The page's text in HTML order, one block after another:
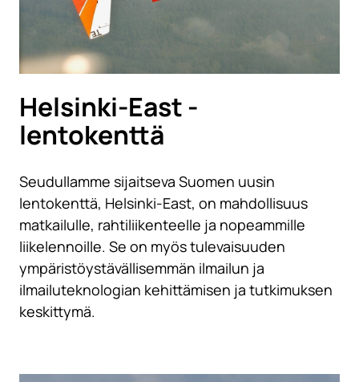
Helsinki-East -
lentokenttä
Seudullamme sijaitseva Suomen uusin
lentokenttä, Helsinki-East, on mahdollisuus
matkailulle, rahtiliikenteelle ja nopeammille
liikelennoille. Se on myös tulevaisuuden
ympäristöystävällisemmän ilmailun ja
ilmailuteknologian kehittämisen ja tutkimuksen
keskittymä.